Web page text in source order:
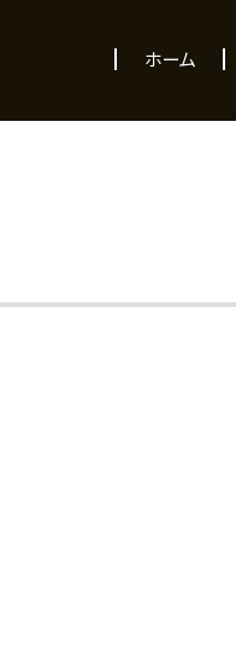
ホーム